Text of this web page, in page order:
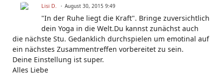
Lisi D. August 30, 2015 9:49
"In der Ruhe liegt die Kraft". Bringe zuversichtlich
dein Yoga in die Welt.Du kannst zunächst auch
die nächste Stu. Gedanklich durchspielen um emotinal auf
ein nächstes Zusammentreffen vorbereitet zu sein.
Deine Einstellung ist super.
Alles Liebe